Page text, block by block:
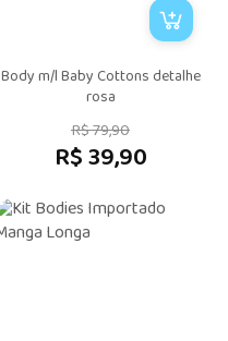
Body m/l Baby Cottons detalhe
rosa
R$ 79,90
R$ 39,90